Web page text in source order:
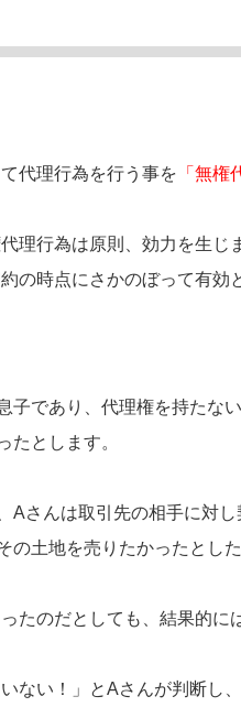
代理行為を行う事を 「無権
理行為は原則、効力を生じ
の時点にさかのぼって有効
子であり、代理権を持たな
たとします。
Aさんは取引先の相手に対し
土地を売りたかったとし
たのだとしても、結果的に
ない！」とAさんが判断し